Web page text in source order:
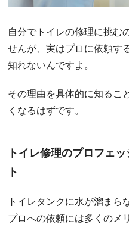
自分でトイレの修理に挑む
せんが、実はプロに依頼す
知れないんですよ。
その理由を具体的に知るこ
くなるはずです。
トイレ修理のプロフェ
ト
トイレタンクに水が溜まら
プロへの依頼には多くのメ